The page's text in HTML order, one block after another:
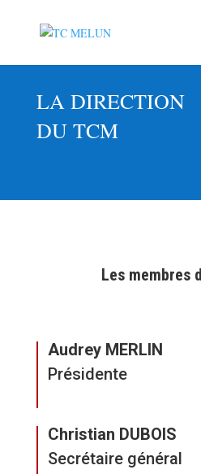
LA DIRECTION
DU TCM
Les membres
Audrey MERLIN
Présidente
Christian DUBOIS
Secrétaire général